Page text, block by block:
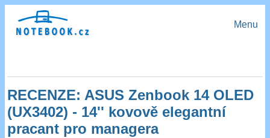
Menu
RECENZE: ASUS Zenbook 14 OLED
(UX3402) - 14'' kovově elegantní
pracant pro managera